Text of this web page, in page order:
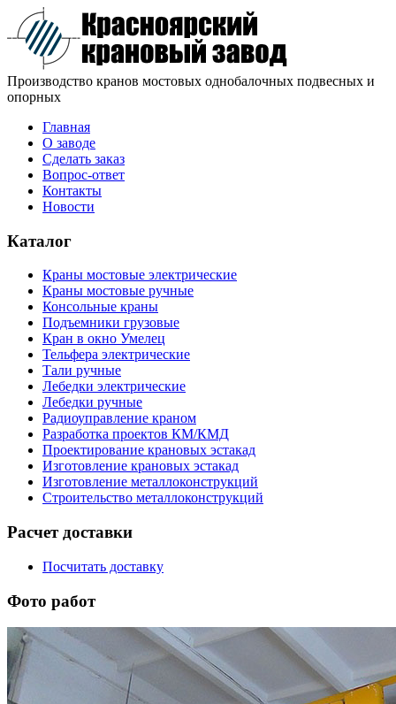
Производство кранов мостовых однобалочных подвесных и
опорных
Главная
О заводе
Сделать заказ
Вопрос-ответ
Контакты
Новости
Каталог
Краны мостовые электрические
Краны мостовые ручные
Консольные краны
Подъемники грузовые
Кран в окно Умелец
Тельфера электрические
Тали ручные
Лебедки электрические
Лебедки ручные
Радиоуправление краном
Разработка проектов КМ/КМД
Проектирование крановых эстакад
Изготовление крановых эстакад
Изготовление металлоконструкций
Строительство металлоконструкций
Расчет доставки
Посчитать доставку
Фото работ